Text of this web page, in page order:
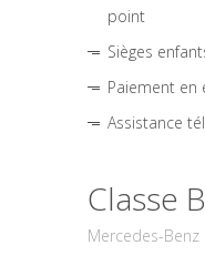
point
Sièges
Paiement en
Assistance
Classe
Mercedes-Benz